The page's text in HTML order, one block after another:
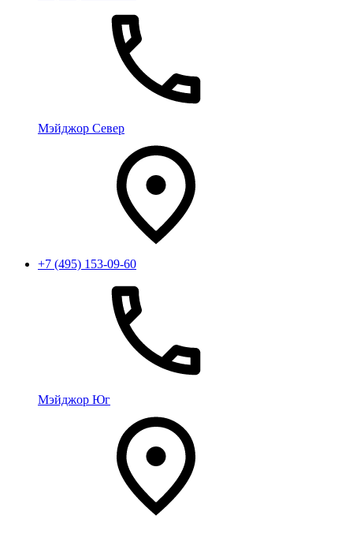
Мэйджор Север
+7 (495) 153-09-60
Мэйджор Юг